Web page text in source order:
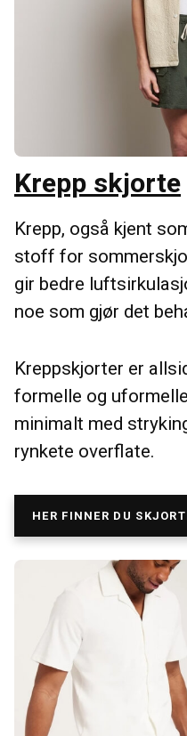
Krepp skjorte
Krepp, også kjent
stoff for
gir bedre
noe som gjør det
Kreppskjorter er
formelle og
minimalt med
rynkete overflate.
HER FINNER DU